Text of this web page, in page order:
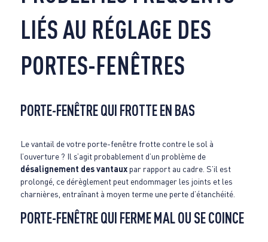
LIÉS AU RÉGLAGE DES
PORTES-FENÊTRES
PORTE-FENÊTRE QUI FROTTE EN BAS
Le vantail de votre porte-fenêtre frotte contre le sol à
l’ouverture ? Il s’agit probablement d’un problème de
désalignement des vantaux par rapport au cadre. S’il est
prolongé, ce dérèglement peut endommager les joints et les
charnières, entraînant à moyen terme une perte d’étanchéité.
PORTE-FENÊTRE QUI FERME MAL OU SE COINCE